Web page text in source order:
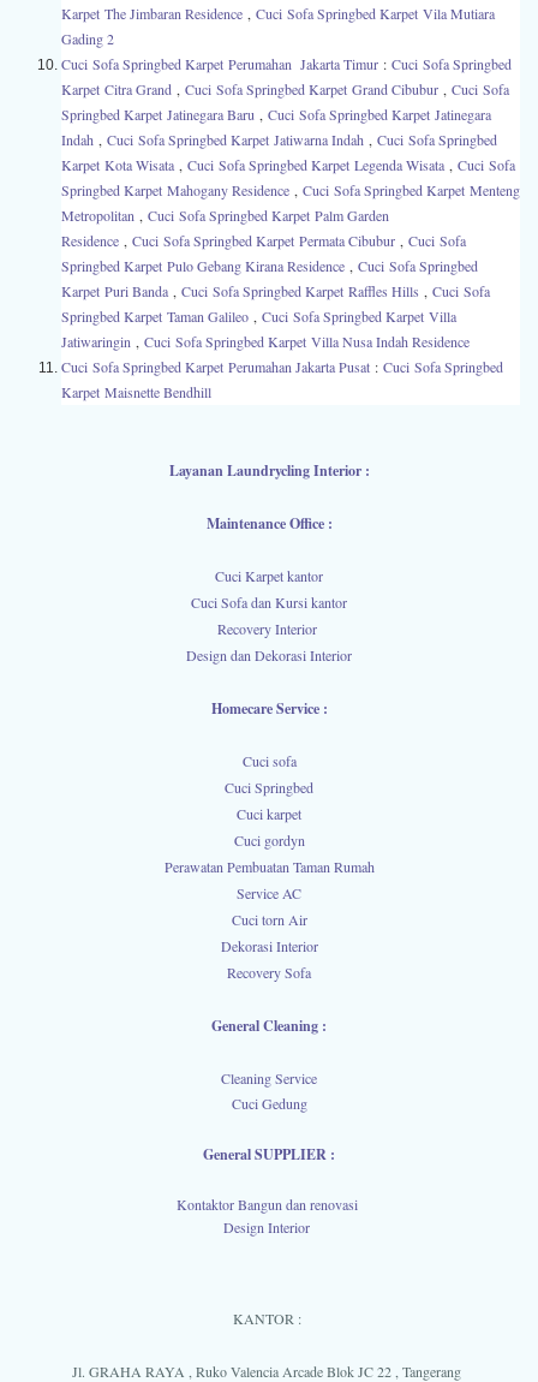
Karpet The Jimbaran Residence , Cuci Sofa Springbed Karpet Vila Mutiara
Gading 2
Cuci Sofa Springbed Karpet Perumahan Jakarta Timur : Cuci Sofa Springbed
Karpet Citra Grand , Cuci Sofa Springbed Karpet Grand Cibubur , Cuci Sofa
Springbed Karpet Jatinegara Baru , Cuci Sofa Springbed Karpet Jatinegara
Indah , Cuci Sofa Springbed Karpet Jatiwarna Indah , Cuci Sofa Springbed
Karpet Kota Wisata , Cuci Sofa Springbed Karpet Legenda Wisata , Cuci Sofa
Springbed Karpet Mahogany Residence , Cuci Sofa Springbed Karpet Menteng
Metropolitan , Cuci Sofa Springbed Karpet Palm Garden
Residence , Cuci Sofa Springbed Karpet Permata Cibubur , Cuci Sofa
Springbed Karpet Pulo Gebang Kirana Residence , Cuci Sofa Springbed
Karpet Puri Banda , Cuci Sofa Springbed Karpet Raffles Hills , Cuci Sofa
Springbed Karpet Taman Galileo , Cuci Sofa Springbed Karpet Villa
Jatiwaringin , Cuci Sofa Springbed Karpet Villa Nusa Indah Residence
Cuci Sofa Springbed Karpet Perumahan Jakarta Pusat : Cuci Sofa Springbed
Karpet Maisnette Bendhill
Layanan Laundrycling Interior :
Maintenance Office :
Cuci Karpet kantor
Cuci Sofa dan Kursi kantor
Recovery Interior
Design dan Dekorasi Interior
Homecare Service :
Cuci sofa
Cuci Springbed
Cuci karpet
Cuci gordyn
Perawatan Pembuatan Taman Rumah
Service AC
Cuci torn Air
Dekorasi Interior
Recovery Sofa
General Cleaning :
Cleaning Service
Cuci Gedung
General SUPPLIER :
Kontaktor Bangun dan renovasi
Design Interior
KANTOR :
Jl. GRAHA RAYA , Ruko Valencia Arcade Blok JC 22 , Tangerang